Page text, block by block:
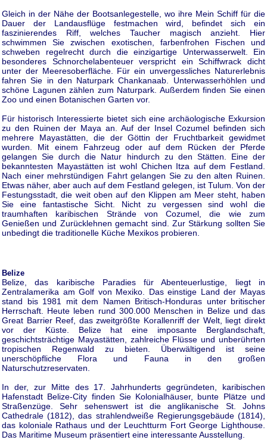
Gleich in der Nähe der Bootsanlegestelle, wo ihre Mein Schiff für die
Dauer der Landausflüge festmachen wird, befindet sich ein
faszinierendes Riff, welches Taucher magisch anzieht. Hier
schwimmen Sie zwischen exotischen, farbenfrohen Fischen und
schweben regelrecht durch die einzigartige Unterwasserwelt. Ein
besonderes Schnorchelabenteuer verspricht ein Schiffwrack dicht
unter der Meeresoberfläche. Für ein unvergessliches Naturerlebnis
fahren Sie in den Naturpark Chankanaab. Unterwasserhöhlen und
schöne Lagunen zählen zum Naturpark. Außerdem finden Sie einen
Zoo und einen Botanischen Garten vor.
Für historisch Interessierte bietet sich eine archäologische Exkursion
zu den Ruinen der Maya an. Auf der Insel Cozumel befinden sich
mehrere Mayastätten, die der Göttin der Fruchtbarkeit gewidmet
wurden. Mit einem Fahrzeug oder auf dem Rücken der Pferde
gelangen Sie durch die Natur hindurch zu den Stätten. Eine der
bekanntesten Mayastätten ist wohl Chichen Itza auf dem Festland.
Nach einer mehrstündigen Fahrt gelangen Sie zu den alten Ruinen.
Etwas näher, aber auch auf dem Festland gelegen, ist Tulum. Von der
Festungsstadt, die weit oben auf den Klippen am Meer steht, haben
Sie eine fantastische Sicht. Nicht zu vergessen sind wohl die
traumhaften karibischen Strände von Cozumel, die wie zum
Genießen und Zurücklehnen gemacht sind. Zur Stärkung sollten Sie
unbedingt die traditionelle Küche Mexikos probieren.
Belize
Belize, das karibische Paradies für Abenteuerlustige, liegt in
Zentralamerika am Golf von Mexiko. Das einstige Land der Mayas
stand bis 1981 mit dem Namen Britisch-Honduras unter britischer
Herrschaft. Heute leben rund 300.000 Menschen in Belize und das
Great Barrier Reef, das zweitgrößte Korallenriff der Welt, liegt direkt
vor der Küste. Belize hat eine imposante Berglandschaft,
geschichtsträchtige Mayastätten, zahlreiche Flüsse und unberührten
tropischen Regenwald zu bieten. Überwältigend ist seine
unerschöpfliche Flora und Fauna in den großen
Naturschutzreservaten.
In der, zur Mitte des 17. Jahrhunderts gegründeten, karibischen
Hafenstadt Belize-City finden Sie Kolonialhäuser, bunte Plätze und
Straßenzüge. Sehr sehenswert ist die anglikanische St. Johns
Cathedrale (1812), das strahlendweiße Regierungsgebäude (1814),
das koloniale Rathaus und der Leuchtturm Fort George Lighthouse.
Das Maritime Museum präsentiert eine interessante Ausstellung.